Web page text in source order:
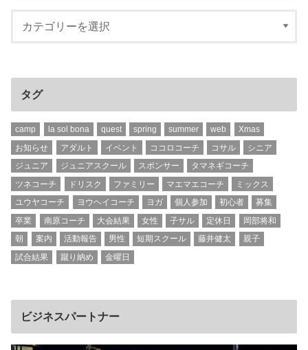
タグ
camp la sol bona quest spring summer web
Xmas
お知らせ
アダルト イベント ココロコーチ コサル
シニア
ジュニア
ジュニアスクール スポンサー
タマネギコーチ
ツネコーチ
ドリスク ファミリー マエマエコーチ
ミックス
ユウヤコーチ
ヨウヘイコーチ ヨガ 個人参加 初心者
募集
卒業
南原コーチ 大会結果 女性 子サル 定休日
岡部将和
朝
案内 活動報告 男性 短期スクール 藤井健太
親子
試合結果
蹴り納め 金曜日
ビジネスパートナー